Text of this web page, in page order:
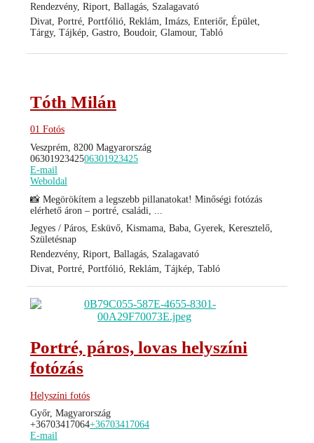
Rendezvény, Riport, Ballagás, Szalagavató
Divat, Portré, Portfólió, Reklám, Imázs, Enteriőr, Épület,
Tárgy, Tájkép, Gastro, Boudoir, Glamour, Tabló
Tóth Milán
01 Fotós
Veszprém, 8200 Magyarország
0630192342506301923425
E-mail
Weboldal
📸 Megörökítem a legszebb pillanatokat! Minőségi fotózás
elérhető áron – portré, családi, ...
Jegyes / Páros, Esküvő, Kismama, Baba, Gyerek, Keresztelő,
Születésnap
Rendezvény, Riport, Ballagás, Szalagavató
Divat, Portré, Portfólió, Reklám, Tájkép, Tabló
Portré, páros, lovas helyszíni
fotózás
Helyszíni fotós
Győr, Magyarország
+36703417064+36703417064
E-mail